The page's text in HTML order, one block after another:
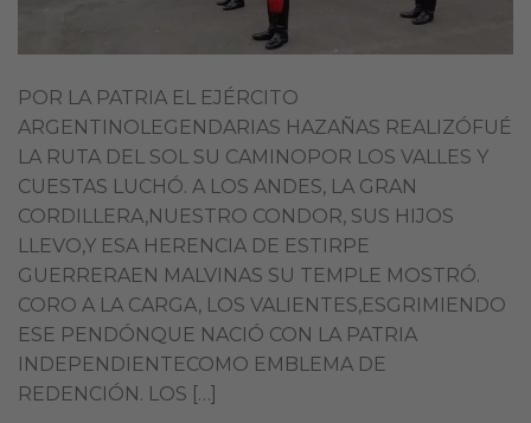
POR LA PATRIA EL EJÉRCITO
ARGENTINOLEGENDARIAS HAZAÑAS REALIZÓFUÉ
LA RUTA DEL SOL SU CAMINOPOR LOS VALLES Y
CUESTAS LUCHÓ. A LOS ANDES, LA GRAN
CORDILLERA,NUESTRO CONDOR, SUS HIJOS
LLEVO,Y ESA HERENCIA DE ESTIRPE
GUERRERAEN MALVINAS SU TEMPLE MOSTRÓ.
CORO A LA CARGA, LOS VALIENTES,ESGRIMIENDO
ESE PENDÓNQUE NACIÓ CON LA PATRIA
INDEPENDIENTECOMO EMBLEMA DE
REDENCIÓN. LOS […]